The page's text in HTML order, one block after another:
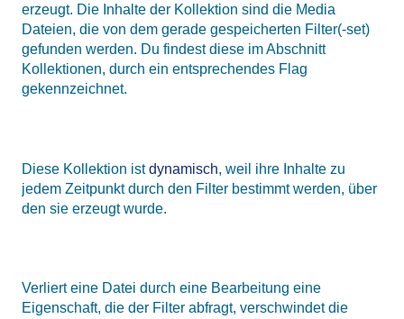
erzeugt. Die Inhalte der Kollektion sind die Media
Dateien, die von dem gerade gespeicherten Filter(-set)
gefunden werden. Du findest diese im Abschnitt
Kollektionen, durch ein entsprechendes Flag
gekennzeichnet.
Diese Kollektion istdynamisch, weil ihre Inhalte zu
jedem Zeitpunkt durch den Filter bestimmt werden, über
den sie erzeugt wurde.
Verliert eine Datei durch eine Bearbeitung eine
Eigenschaft, die der Filter abfragt, verschwindet die